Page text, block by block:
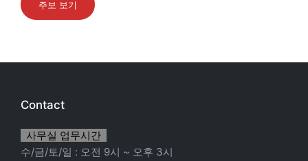
주보 보기
Contact
사무실 업무시간
수/금/토/일 : 오전 9시 ~ 오후 3시